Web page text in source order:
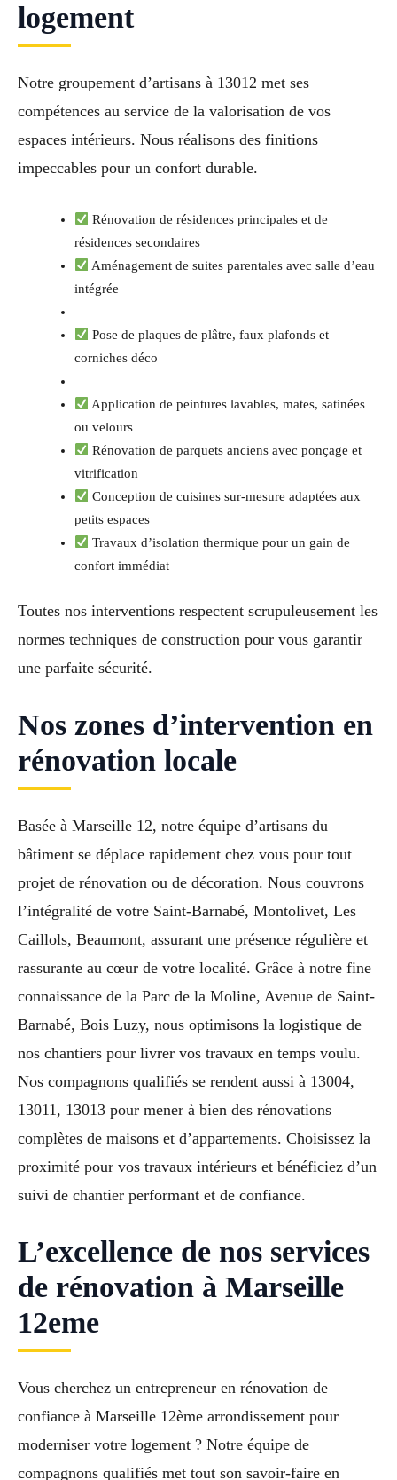
logement
Notre groupement d’artisans à 13012 met ses
compétences au service de la valorisation de vos
espaces intérieurs. Nous réalisons des finitions
impeccables pour un confort durable.
Rénovation de résidences principales et de
résidences secondaires
Aménagement de suites parentales avec salle d’eau
intégrée
Pose de plaques de plâtre, faux plafonds et
corniches déco
Application de peintures lavables, mates, satinées
ou velours
Rénovation de parquets anciens avec ponçage et
vitrification
Conception de cuisines sur-mesure adaptées aux
petits espaces
Travaux d’isolation thermique pour un gain de
confort immédiat
Toutes nos interventions respectent scrupuleusement les
normes techniques de construction pour vous garantir
une parfaite sécurité.
Nos zones d’intervention en
rénovation locale
Basée à Marseille 12, notre équipe d’artisans du
bâtiment se déplace rapidement chez vous pour tout
projet de rénovation ou de décoration. Nous couvrons
l’intégralité de votre Saint-Barnabé, Montolivet, Les
Caillols, Beaumont, assurant une présence régulière et
rassurante au cœur de votre localité. Grâce à notre fine
connaissance de la Parc de la Moline, Avenue de Saint-
Barnabé, Bois Luzy, nous optimisons la logistique de
nos chantiers pour livrer vos travaux en temps voulu.
Nos compagnons qualifiés se rendent aussi à 13004,
13011, 13013 pour mener à bien des rénovations
complètes de maisons et d’appartements. Choisissez la
proximité pour vos travaux intérieurs et bénéficiez d’un
suivi de chantier performant et de confiance.
L’excellence de nos services
de rénovation à Marseille
12eme
Vous cherchez un entrepreneur en rénovation de
confiance à Marseille 12ème arrondissement pour
moderniser votre logement ? Notre équipe de
compagnons qualifiés met tout son savoir-faire en